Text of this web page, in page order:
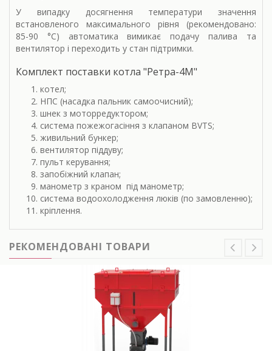
У випадку досягнення температури значення
встановленого максимального рівня (рекомендовано:
85-90 °С) автоматика вимикає подачу палива та
вентилятор і переходить у стан підтримки.
Комплект поставки котла "Ретра-4М"
котел;
НПС (насадка пальник самоочисний);
шнек з моторредуктором;
система пожежогасіння з клапаном BVTS;
живильний бункер;
вентилятор піддуву;
пульт керування;
запобіжний клапан;
манометр з краном під манометр;
система водоохолодження люків (по замовленню);
кріплення.
РЕКОМЕНДОВАНІ ТОВАРИ